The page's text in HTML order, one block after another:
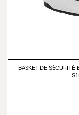
BASKET DE SÉCURITÉ